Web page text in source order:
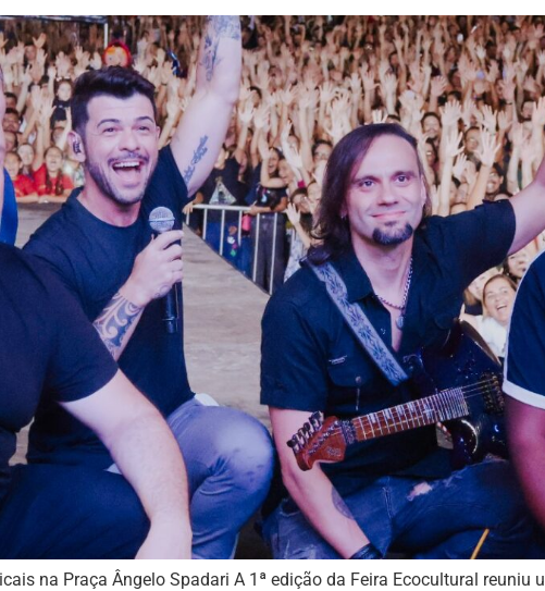
na Praça Ângelo Spadari A 1ª edição da Feira Ecocultural reuniu